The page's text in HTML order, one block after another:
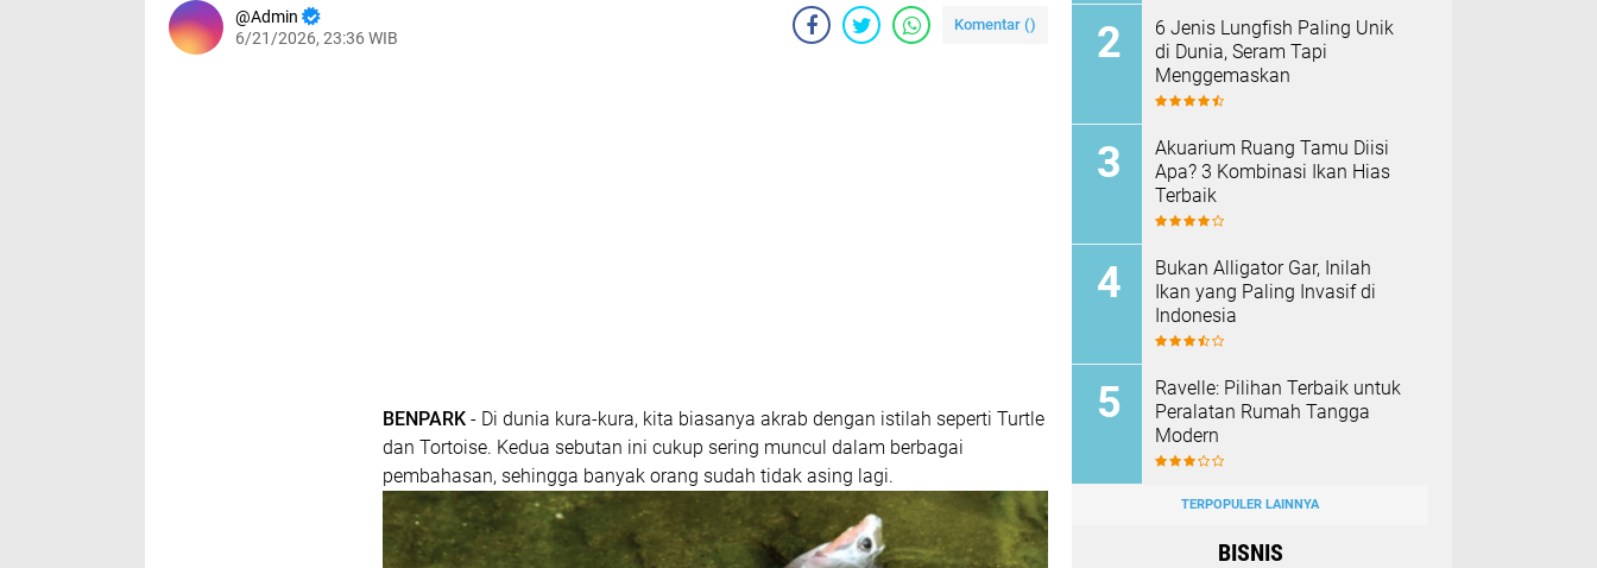
Admin
6/21/2026, 23:36 WIB
Komentar ()
BENPARK - Di dunia kura-kura, kita biasanya akrab dengan istilah seperti Turtle
dan Tortoise. Kedua sebutan ini cukup sering muncul dalam berbagai
pembahasan, sehingga banyak orang sudah tidak asing lagi.
6 Jenis Lungfish Paling Unik
di Dunia, Seram Tapi
Menggemaskan
Akuarium Ruang Tamu Diisi
Apa? 3 Kombinasi Ikan Hias
Terbaik
Bukan Alligator Gar, Inilah
Ikan yang Paling Invasif di
Indonesia
Ravelle: Pilihan Terbaik untuk
Peralatan Rumah Tangga
Modern
TERPOPULER LAINNYA
BISNIS